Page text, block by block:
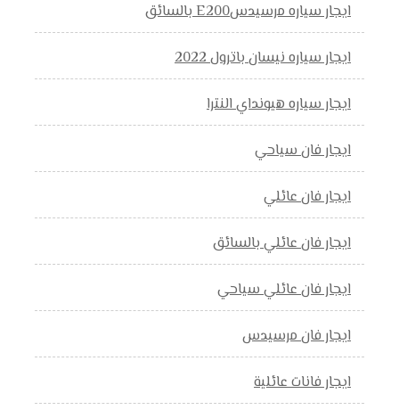
ايجار سياره مرسيدسE200 بالسائق
ايجار سياره نيسان باترول 2022
ايجار سياره هيونداي النترا
ايجار فان سياحي
ايجار فان عائلي
ايجار فان عائلي بالسائق
ايجار فان عائلي سياحي
ايجار فان مرسيدس
ايجار فانات عائلية